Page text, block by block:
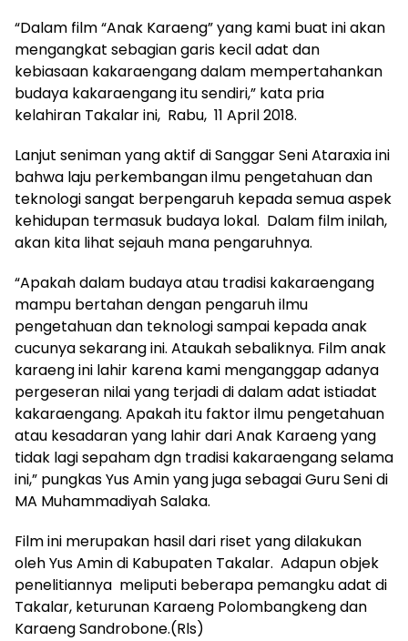
“Dalam film “Anak Karaeng” yang kami buat ini akan
mengangkat sebagian garis kecil adat dan
kebiasaan kakaraengang dalam mempertahankan
budaya kakaraengang itu sendiri,” kata pria
kelahiran Takalar ini, Rabu, 11 April 2018.
Lanjut seniman yang aktif di Sanggar Seni Ataraxia ini
bahwa laju perkembangan ilmu pengetahuan dan
teknologi sangat berpengaruh kepada semua aspek
kehidupan termasuk budaya lokal. Dalam film inilah,
akan kita lihat sejauh mana pengaruhnya.
“Apakah dalam budaya atau tradisi kakaraengang
mampu bertahan dengan pengaruh ilmu
pengetahuan dan teknologi sampai kepada anak
cucunya sekarang ini. Ataukah sebaliknya. Film anak
karaeng ini lahir karena kami menganggap adanya
pergeseran nilai yang terjadi di dalam adat istiadat
kakaraengang. Apakah itu faktor ilmu pengetahuan
atau kesadaran yang lahir dari Anak Karaeng yang
tidak lagi sepaham dgn tradisi kakaraengang selama
ini,” pungkas Yus Amin yang juga sebagai Guru Seni di
MA Muhammadiyah Salaka.
Film ini merupakan hasil dari riset yang dilakukan
oleh Yus Amin di Kabupaten Takalar. Adapun objek
penelitiannya meliputi beberapa pemangku adat di
Takalar, keturunan Karaeng Polombangkeng dan
Karaeng Sandrobone.(Rls)